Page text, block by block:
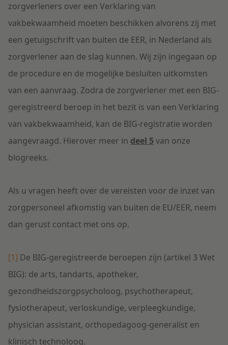
zorgverleners over een Verklaring van
vakbekwaamheid moeten beschikken alvorens zij met
een getuigschrift van buiten de EER, in Nederland als
zorgverlener aan de slag kunnen. Wij zijn ingegaan op
de procedure en de mogelijke besluiten uitkomsten
van een aanvraag. Zodra de zorgverlener met een BIG-
geregistreerd beroep in het bezit is van een Verklaring
van vakbekwaamheid, kan de BIG-registratie worden
aangevraagd. Hierover meer in deel 5 van onze
blogreeks.
Als u vragen heeft over de vereisten voor de inzet van
zorgpersoneel afkomstig van buiten de EU/EER, neem
dan gerust contact met ons op.
[1] De BIG-geregistreerde beroepen zijn (artikel 3 Wet
BIG): de arts, tandarts, apotheker,
gezondheidszorgpsycholoog, psychotherapeut,
fysiotherapeut, verloskundige, verpleegkundige,
physician assistant, orthopedagoog-generalist en
klinisch technoloog.